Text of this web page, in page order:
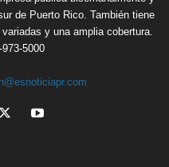
de Puerto Rico. También tiene
y una amplia cobertura.
5000